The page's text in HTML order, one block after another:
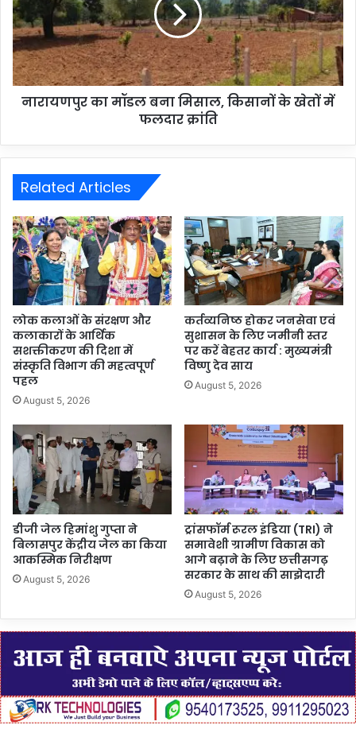
नारायणपुर का मॉडल बना मिसाल, किसानों के खेतों में
फलदार क्रांति
Related Articles
लोक कलाओं के संरक्षण और
कलाकारों के आर्थिक
सशक्तीकरण की दिशा में
संस्कृति विभाग की महत्वपूर्ण
पहल
August 5, 2026
कर्तव्यनिष्ठ होकर जनसेवा एवं
सुशासन के लिए जमीनी स्तर
पर करें बेहतर कार्य : मुख्यमंत्री
विष्णु देव साय
August 5, 2026
डीजी जेल हिमांशु गुप्ता ने
बिलासपुर केंद्रीय जेल का किया
आकस्मिक निरीक्षण
August 5, 2026
ट्रांसफॉर्म रूरल इंडिया (TRI) ने
समावेशी ग्रामीण विकास को
आगे बढ़ाने के लिए छत्तीसगढ़
सरकार के साथ की साझेदारी
August 5, 2026